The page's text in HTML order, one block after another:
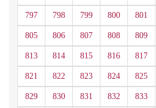
797 798 799 800 801
805 806 807 808 809
813 814 815 816 817
821 822 823 824 825
829 830 831 832 833